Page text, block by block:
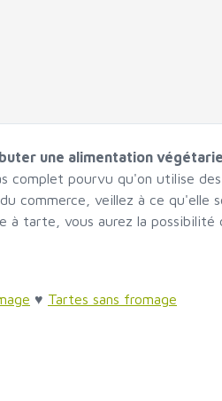
une alimentation
complet pourvu qu'on utilise
commerce, veillez à ce qu'elle
à tarte, vous aurez la
♥ Tartes sans fromage